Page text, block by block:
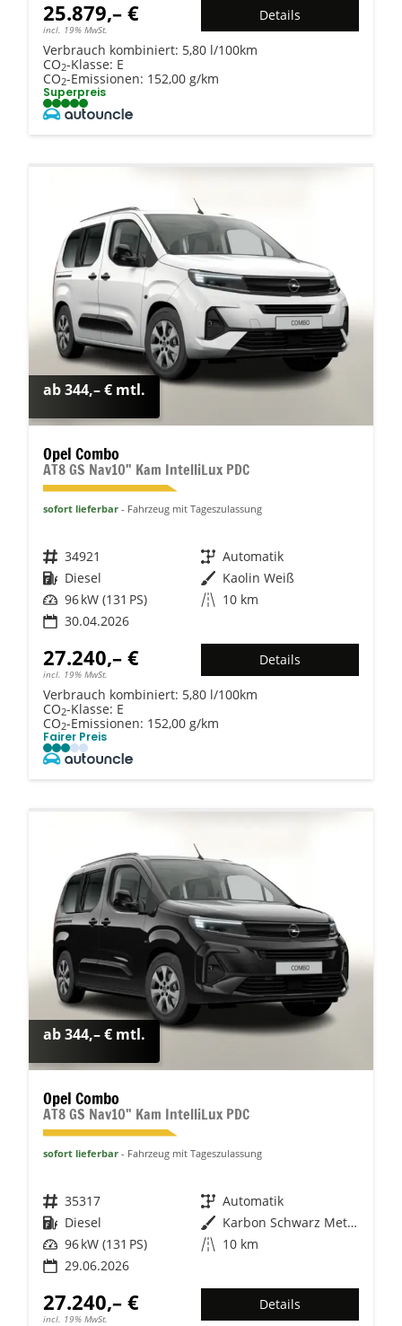
25.879,– €
incl. 19% MwSt.
Details
Verbrauch kombiniert: 5,80 l/100km
CO2-Klasse: E
CO2-Emissionen: 152,00 g/km
Superpreis
ab 344,– € mtl.
Opel Combo
AT8 GS Nav10" Kam IntelliLux PDC
sofort lieferbar Fahrzeug mit Tageszulassung
Fahrzeugnr. 34921 Getriebe Automatik
Kraftstoff Diesel Außenfarbe Kaolin Weiß
Leistung 96 kW (131 PS) Kilometerstand 10 km
30.04.2026
27.240,– €
incl. 19% MwSt.
Details
Verbrauch kombiniert: 5,80 l/100km
CO2-Klasse: E
CO2-Emissionen: 152,00 g/km
Fairer Preis
ab 344,– € mtl.
Opel Combo
AT8 GS Nav10" Kam IntelliLux PDC
sofort lieferbar Fahrzeug mit Tageszulassung
Fahrzeugnr. 35317 Getriebe Automatik
Kraftstoff Diesel Außenfarbe
Karbon Schwarz Metallic
Leistung 96 kW (131 PS) Kilometerstand 10 km
29.06.2026
27.240,– €
incl. 19% MwSt.
Details